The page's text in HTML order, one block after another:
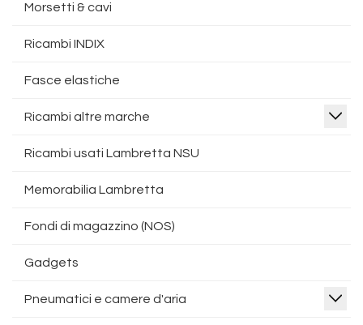
Morsetti & cavi
Ricambi INDIX
Fasce elastiche
Ricambi altre marche
Ricambi usati Lambretta NSU
Memorabilia Lambretta
Fondi di magazzino (NOS)
Gadgets
Pneumatici e camere d'aria